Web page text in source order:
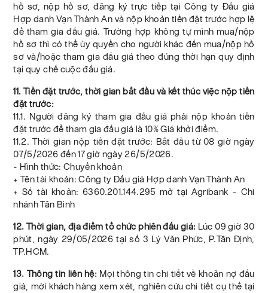
hồ sơ, nộp hồ sơ, đăng ký trực tiếp tại Công ty Đấu giá
Hợp danh Vạn Thành An và nộp khoản tiền đặt trước hợp lệ
để tham gia đấu giá. Trường hợp không tự mình mua/nộp
hồ sơ thì có thể ủy quyền cho người khác đến mua/nộp hồ
sơ và/hoặc tham gia đấu giá theo đúng thời hạn quy định
tại quy chế cuộc đấu giá.
11. Tiền đặt trước, thời gian bắt đầu và kết thúc việc nộp tiền
đặt trước:
11.1. Người đăng ký tham gia đấu giá phải nộp khoản tiền
đặt trước để tham gia đấu giá là 10% Giá khởi điểm.
11.2. Thời gian nộp tiền đặt trước: Bắt đầu từ 08 giờ ngày
07/5/2026 đến 17 giờ ngày 26/5/2026.
- Hình thức: Chuyển khoản
+ Tên tài khoản: Công ty Đấu giá Hợp danh Vạn Thành An
+ Số tài khoản: 6360.201.144.295 mở tại Agribank – Chi
nhánh Tân Bình
12. Thời gian, địa điểm tổ chức phiên đấu giá: Lúc 09 giờ 30
phút, ngày 29/05/2026 tại số 3 Lý Văn Phức, P.Tân Định,
TP.HCM.
13. Thông tin liên hệ: Mọi thông tin chi tiết về khoản nợ đấu
giá, mời khách hàng xem xét, nghiên cứu chi tiết cụ thể tại